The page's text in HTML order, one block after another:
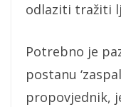
odlaziti tražiti
Potrebno je
postanu
propovjednik,